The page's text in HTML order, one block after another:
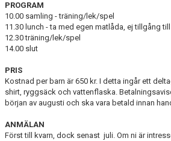
PROGRAM
10.00 samling - träning/lek/spel
11.30 lunch - ta med egen matlåda, ej tillgång
12.30 träning/lek/spel
14.00 slut
PRIS
Kostnad per barn är 650 kr. I detta ingår ett
shirt, ryggsäck och vattenflaska.
början av augusti och ska vara betald innan
ANMÄLAN
Först till kvarn, dock senast juli. Om ni är